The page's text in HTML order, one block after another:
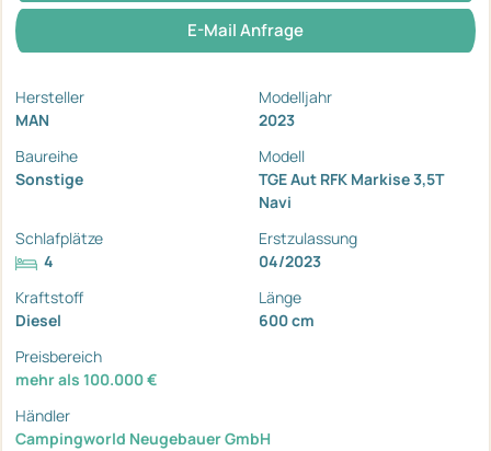
E-Mail Anfrage
Hersteller
MAN
Modelljahr
2023
Baureihe
Sonstige
Modell
TGE Aut RFK Markise 3,5T
Navi
Schlafplätze
4
Erstzulassung
04/2023
Kraftstoff
Diesel
Länge
600 cm
Preisbereich
mehr als 100.000 €
Händler
Campingworld Neugebauer GmbH